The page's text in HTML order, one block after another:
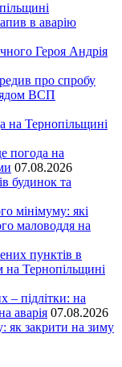
в аварію
Героя Андрія
про спробу
ВСП
на Тернопільщині
погода на
07.08.2026
будинок та
мінімуму: які
маловоддя на
пунктів в
на Тернопільщині
– підлітки: на
аварія 07.08.2026
як закрити на зиму